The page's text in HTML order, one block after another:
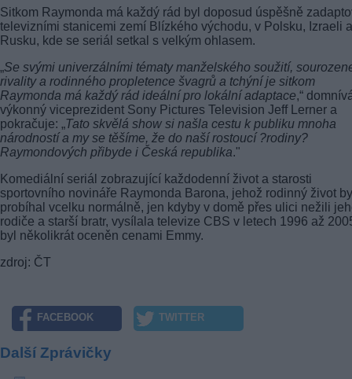
Sitkom Raymonda má každý rád byl doposud úspěšně
televizními stanicemi zemí Blízkého východu, v Polsku, Izraeli
Rusku, kde se seriál setkal s velkým ohlasem.
„Se svými univerzálními tématy manželského soužití,
rivality a rodinného propletence švagrů a tchýní je sitkom
Raymonda má každý rád ideální pro lokální adaptace,“
výkonný viceprezident Sony Pictures Television Jeff Lerner a
pokračuje: „Tato skvělá show si našla cestu k publiku mnoha
národností a my se těšíme, že do naší rostoucí ?rodiny?
Raymondových přibyde i Česká republika."
Komediální seriál zobrazující každodenní život a starosti
sportovního novináře Raymonda Barona, jehož rodinný život by
probíhal vcelku normálně, jen kdyby v domě přes ulici nežili
rodiče a starší bratr, vysílala televize CBS v letech 1996 až
byl několikrát oceněn cenami Emmy.
zdroj: ČT
FACEBOOK TWITTER
Další Zprávičky